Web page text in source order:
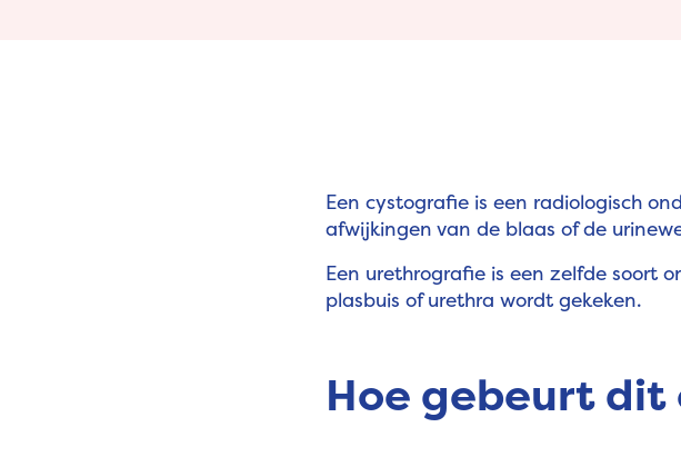
Een cystografie is een radiologisch
afwijkingen van de blaas of de
Een urethrografie is een zelfde soort
plasbuis of urethra wordt gekeken.
Hoe gebeurt dit